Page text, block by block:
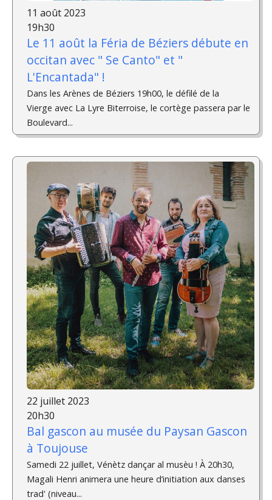
11 août 2023
19h30
Le 11 août la Féria de Béziers débute en
occitan avec " Se Canto" et "
L'Encantada" !
Dans les Arènes de Béziers 19h00, le défilé de la
Vierge avec La Lyre Biterroise, le cortège passera par le
Boulevard...
22 juillet 2023
20h30
Bal gascon au musée du Paysan Gascon
à Toujouse
Samedi 22 juillet, Vénètz dançar al musèu ! À 20h30,
Magali Henri animera une heure d’initiation aux danses
trad' (niveau...